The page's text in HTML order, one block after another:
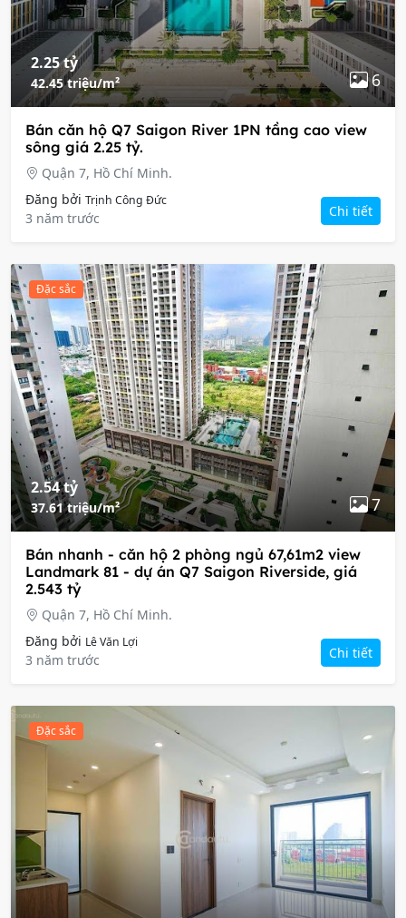
2.25 tỷ
42.45 triệu/m² 6
Bán căn hộ Q7 Saigon River 1PN tầng cao view
sông giá 2.25 tỷ.
Quận 7, Hồ Chí Minh.
Đăng bởi Trịnh Công Đức
3 năm trước Chi tiết
Đặc sắc
2.54 tỷ
37.61 triệu/m² 7
Bán nhanh - căn hộ 2 phòng ngủ 67,61m2 view
Landmark 81 - dự án Q7 Saigon Riverside, giá
2.543 tỷ
Quận 7, Hồ Chí Minh.
Đăng bởi Lê Văn Lợi
3 năm trước Chi tiết
Đặc sắc